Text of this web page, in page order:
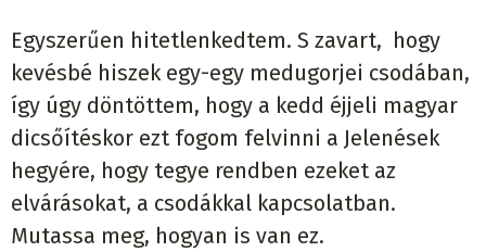
Egyszerűen hitetlenkedtem. S zavart, hogy
kevésbé hiszek egy-egy medugorjei csodában,
így úgy döntöttem, hogy a kedd éjjeli magyar
dicsőítéskor ezt fogom felvinni a Jelenések
hegyére, hogy tegye rendben ezeket az
elvárásokat, a csodákkal kapcsolatban.
Mutassa meg, hogyan is van ez.